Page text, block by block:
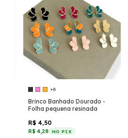
+6
Brinco Banhado Dourado -
Folha pequena resinada
R$ 4,50
R$ 4,28 NO PIX